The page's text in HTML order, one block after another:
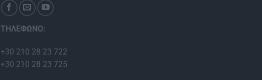
ΤΗΛΕΦΩΝΟ:
+30 210 28 23 722
+30 210 28 23 725